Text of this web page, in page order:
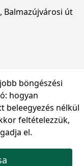
böngészési
hogyan
beleegyezés nélkül
feltételezzük,
el.
Balmazújvárosi út
út
16:00